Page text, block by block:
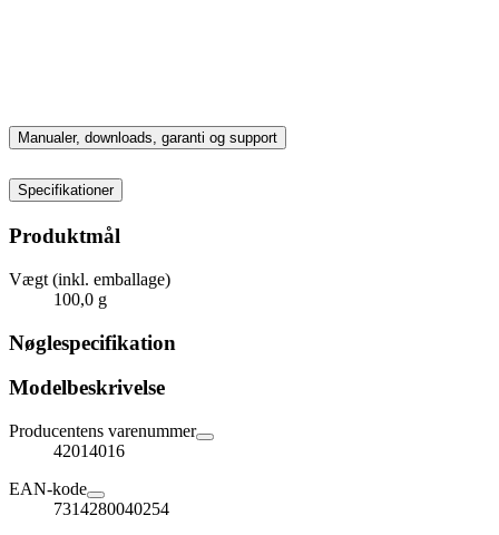
Manualer, downloads, garanti og support
Specifikationer
Produktmål
Vægt (inkl. emballage)
100,0 g
Nøglespecifikation
Modelbeskrivelse
Producentens varenummer
42014016
EAN-kode
7314280040254